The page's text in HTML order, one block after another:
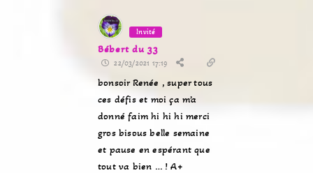
Invité
Bébert du 33
22/03/2021 17:19
bonsoir Renée , super tous
ces défis et moi ça m’a
donné faim hi hi hi merci
gros bisous belle semaine
et pause en espérant que
tout va bien … ! A+